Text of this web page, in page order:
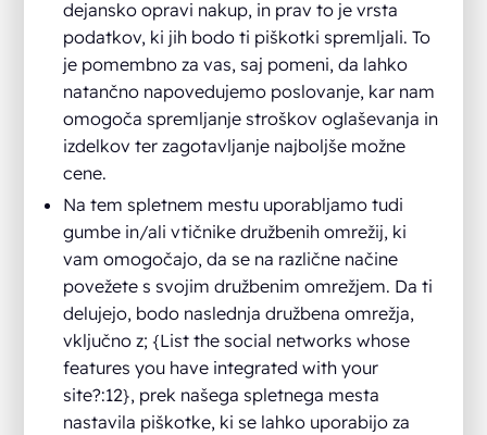
dejansko opravi nakup, in prav to je vrsta
podatkov, ki jih bodo ti piškotki spremljali. To
je pomembno za vas, saj pomeni, da lahko
natančno napovedujemo poslovanje, kar nam
omogoča spremljanje stroškov oglaševanja in
izdelkov ter zagotavljanje najboljše možne
cene.
Na tem spletnem mestu uporabljamo tudi
gumbe in/ali vtičnike družbenih omrežij, ki
vam omogočajo, da se na različne načine
povežete s svojim družbenim omrežjem. Da ti
delujejo, bodo naslednja družbena omrežja,
vključno z; {List the social networks whose
features you have integrated with your
site?:12}, prek našega spletnega mesta
nastavila piškotke, ki se lahko uporabijo za